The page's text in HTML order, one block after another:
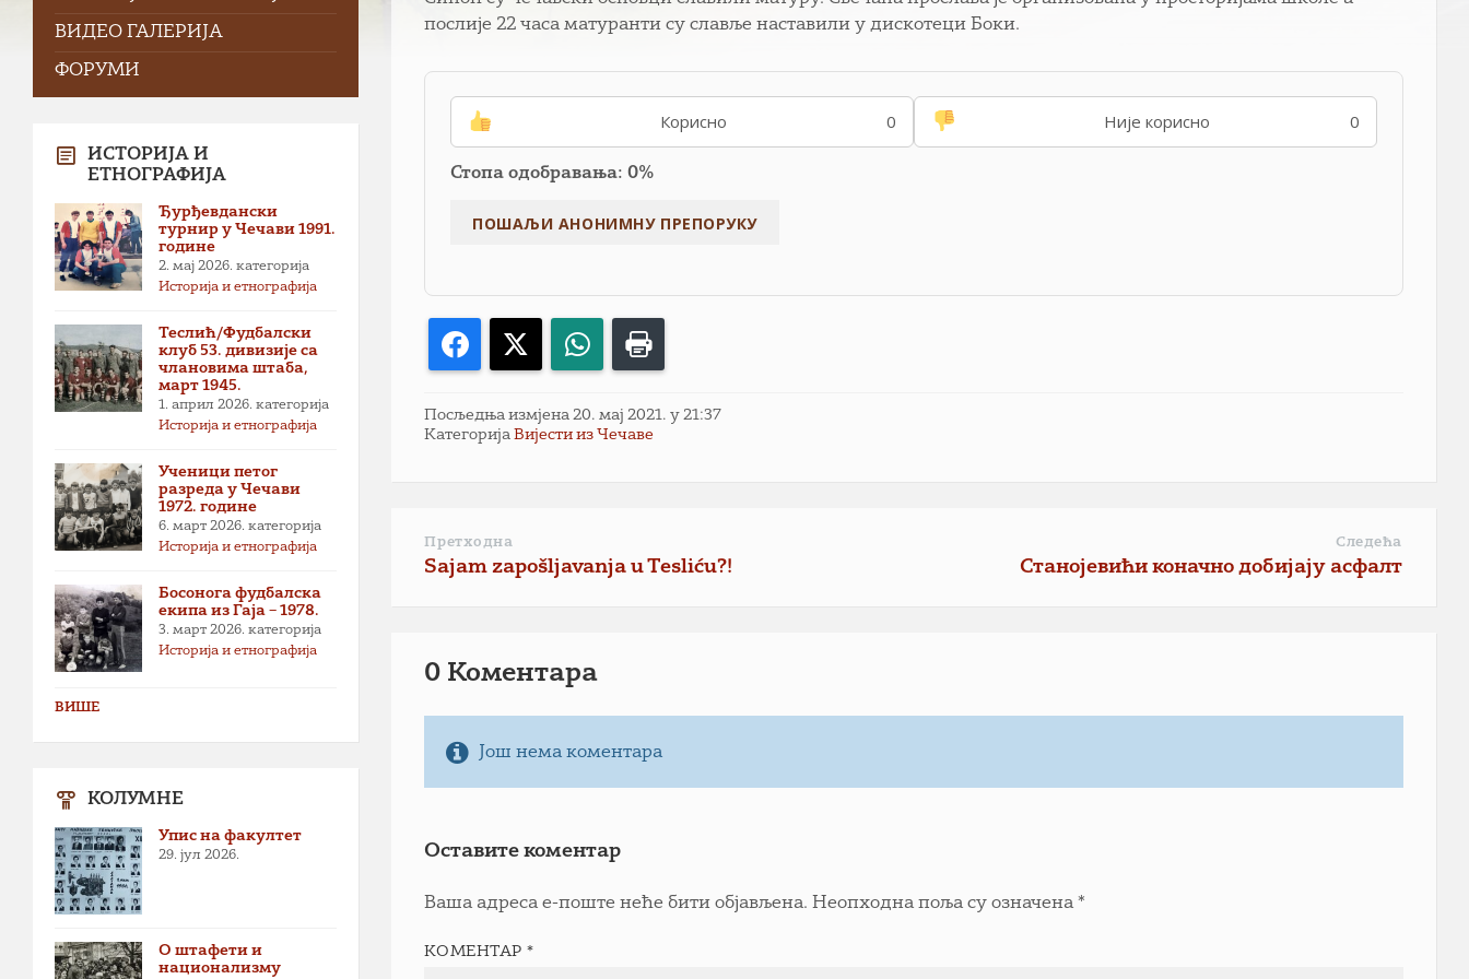
послије 22 часа матуранти су славље наставили у дискотеци Боки.
Корисно 0 Није корисно 0
Стопа одобравања: 0%
Facebook WhatsApp
Посљедња измјена 20. мај 2021. у 21:37
КатегоријаВијести из Чечаве
Претходна
Sajam zapošljavanja u Tesliću?!
Следећа
Станојевићи коначно добијају асфалт
0 Коментарa
Још нема коментара
Оставите коментар
Ваша адреса е-поште неће бити објављена. Неопходна поља су означена*
КОМЕНТАР *
ВИДЕО ГАЛЕРИЈА
ФОРУМИ
ИСТОРИЈА И
ЕТНОГРАФИЈА
Ђурђевдански
турнир у Чечави 1991.
године
2. мај 2026. категорија
Историја и етнографија
Теслић/Фудбалски
клуб 53. дивизије са
члановима штаба,
март 1945.
1. април 2026. категорија
Историја и етнографија
Ученици петог
разреда у Чечави
1972. године
6. март 2026. категорија
Историја и етнографија
Босонога фудбалска
екипа из Гаја – 1978.
3. март 2026. категорија
Историја и етнографија
ВИШЕ
КОЛУМНЕ
Упис на факултет
29. јул 2026.
О штафети и
национализму